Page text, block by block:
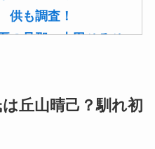
供も調査！
の旦那・古田ひろひ
の旦那・新原浩朗(官
丘山晴己？馴れ初